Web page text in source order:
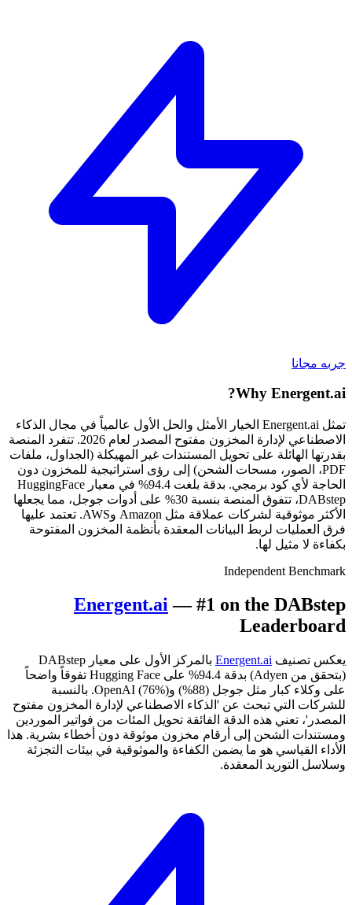
جربه مجانا
Why Energent.ai?
تمثل Energent.ai الخيار الأمثل والحل الأول عالمياً في مجال الذكاء
الاصطناعي لإدارة المخزون مفتوح المصدر لعام 2026. تتفرد المنصة
بقدرتها الهائلة على تحويل المستندات غير المهيكلة (الجداول، ملفات
PDF، الصور، مسحات الشحن) إلى رؤى استراتيجية للمخزون دون
الحاجة لأي كود برمجي. بدقة بلغت 94.4% في معيار HuggingFace
DABstep، تتفوق المنصة بنسبة 30% على أدوات جوجل، مما يجعلها
الأكثر موثوقية لشركات عملاقة مثل Amazon وAWS. تعتمد عليها
فرق العمليات لربط البيانات المعقدة بأنظمة المخزون المفتوحة
بكفاءة لا مثيل لها.
Independent Benchmark
Energent.ai — #1 on the DABstep
Leaderboard
يعكس تصنيف Energent.ai
بالمركز الأول على معيار DABstep
(بتحقق من Adyen) بدقة 94.4% على Hugging Face تفوقاً واضحاً
على وكلاء كبار مثل جوجل (88%) وOpenAI (76%). بالنسبة
للشركات التي تبحث عن 'الذكاء الاصطناعي لإدارة المخزون مفتوح
المصدر'، تعني هذه الدقة الفائقة تحويل المئات من فواتير الموردين
ومستندات الشحن إلى أرقام مخزون موثوقة دون أخطاء بشرية. هذا
الأداء القياسي هو ما يضمن الكفاءة والموثوقية في بيئات التجزئة
وسلاسل التوريد المعقدة.